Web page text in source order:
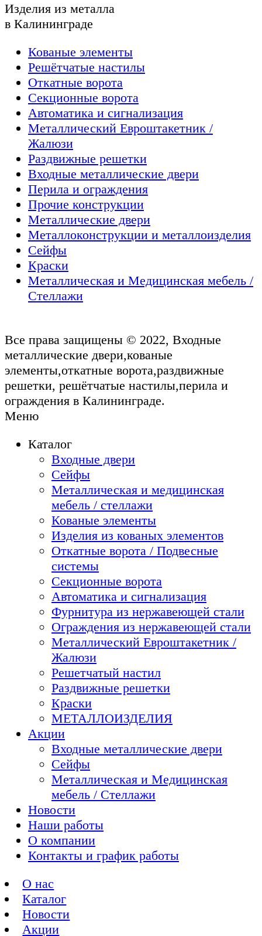
Изделия из металла
в Калининграде
Кованые элементы
Решётчатые настилы
Откатные ворота
Секционные ворота
Автоматика и сигнализация
Металлический Евроштакетник /
Жалюзи
Раздвижные решетки
Входные металлические двери
Перила и ограждения
Прочие конструкции
Металлические двери
Металлоконструкции и металлоизделия
Сейфы
Краски
Металлическая и Медицинская мебель /
Стеллажи
Все права защищены © 2022, Входные
металлические двери,кованые
элементы,откатные ворота,раздвижные
решетки, решётчатые настилы,перила и
ограждения в Калининграде.
Меню
Каталог
Входные двери
Сейфы
Металлическая и медицинская
мебель / стеллажи
Кованые элементы
Изделия из кованых элементов
Откатные ворота / Подвесные
системы
Секционные ворота
Автоматика и сигнализация
Фурнитура из нержавеющей стали
Ограждения из нержавеющей стали
Металлический Евроштакетник /
Жалюзи
Решетчатый настил
Раздвижные решетки
Краски
МЕТАЛЛОИЗДЕЛИЯ
Акции
Входные металлические двери
Сейфы
Металлическая и Медицинская
мебель / Стеллажи
Новости
Наши работы
О компании
Контакты и график работы
О нас
Каталог
Новости
Акции